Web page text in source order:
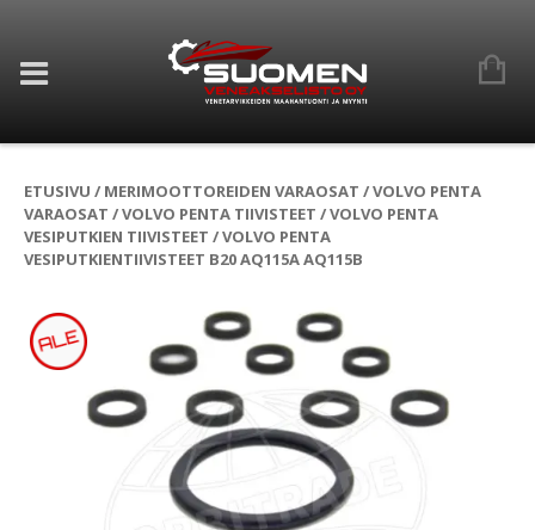
ETUSIVU / MERIMOOTTOREIDEN VARAOSAT /VOLVO PENTA
VARAOSAT /VOLVO PENTA TIIVISTEET /VOLVO PENTA
VESIPUTKIEN TIIVISTEET / VOLVO PENTA
VESIPUTKIENTIIVISTEET B20 AQ115A AQ115B